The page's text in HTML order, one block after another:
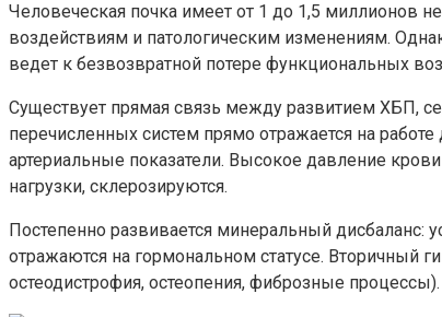
Человеческая почка имеет от 1 до 1,5 миллионов
воздействиям и патологическим изменениям.
ведет к безвозвратной потере функциональных
Существует прямая связь между развитием ХБП,
перечисленных систем прямо отражается на
артериальные показатели. Высокое давление
нагрузки, склерозируются.
Постепенно развивается минеральный
отражаются на гормональном статусе. Вторичный
остеодистрофия, остеопения, фиброзные